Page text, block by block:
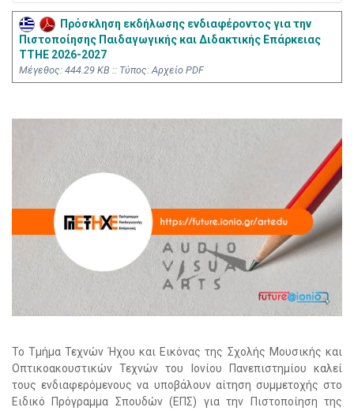
Πρόσκληση εκδήλωσης ενδιαφέροντος για την
Πιστοποίησης Παιδαγωγικής και Διδακτικής Επάρκειας
ΤΤΗΕ 2026-2027
Mέγεθος: 444.29 KB :: Τύπος: Αρχείο PDF
Το Τμήμα Τεχνών Ήχου και Εικόνας της Σχολής Μουσικής και
Οπτικοακουστικών Τεχνών του Ιονίου Πανεπιστημίου καλεί
τους ενδιαφερόμενους να υποβάλουν αίτηση συμμετοχής στο
Ειδικό Πρόγραμμα Σπουδών (ΕΠΣ) για την Πιστοποίηση της